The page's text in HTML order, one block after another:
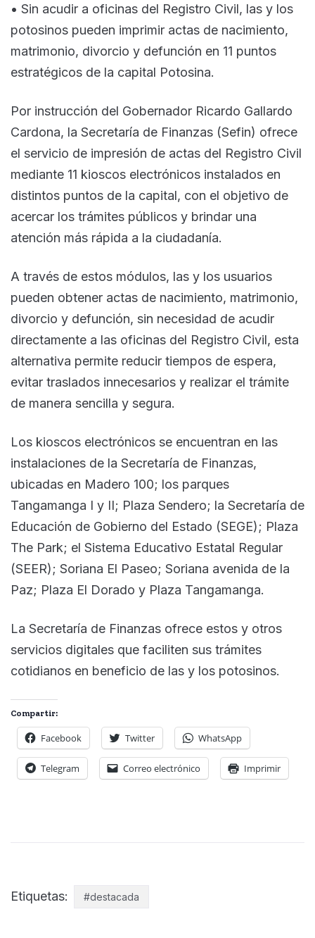
• Sin acudir a oficinas del Registro Civil, las y los
potosinos pueden imprimir actas de nacimiento,
matrimonio, divorcio y defunción en 11 puntos
estratégicos de la capital Potosina.
Por instrucción del Gobernador Ricardo Gallardo
Cardona, la Secretaría de Finanzas (Sefin) ofrece
el servicio de impresión de actas del Registro Civil
mediante 11 kioscos electrónicos instalados en
distintos puntos de la capital, con el objetivo de
acercar los trámites públicos y brindar una
atención más rápida a la ciudadanía.
A través de estos módulos, las y los usuarios
pueden obtener actas de nacimiento, matrimonio,
divorcio y defunción, sin necesidad de acudir
directamente a las oficinas del Registro Civil, esta
alternativa permite reducir tiempos de espera,
evitar traslados innecesarios y realizar el trámite
de manera sencilla y segura.
Los kioscos electrónicos se encuentran en las
instalaciones de la Secretaría de Finanzas,
ubicadas en Madero 100; los parques
Tangamanga I y II; Plaza Sendero; la Secretaría de
Educación de Gobierno del Estado (SEGE); Plaza
The Park; el Sistema Educativo Estatal Regular
(SEER); Soriana El Paseo; Soriana avenida de la
Paz; Plaza El Dorado y Plaza Tangamanga.
La Secretaría de Finanzas ofrece estos y otros
servicios digitales que faciliten sus trámites
cotidianos en beneficio de las y los potosinos.
Compartir:
Facebook Twitter WhatsApp
Telegram Correo electrónico Imprimir
Etiquetas: #destacada